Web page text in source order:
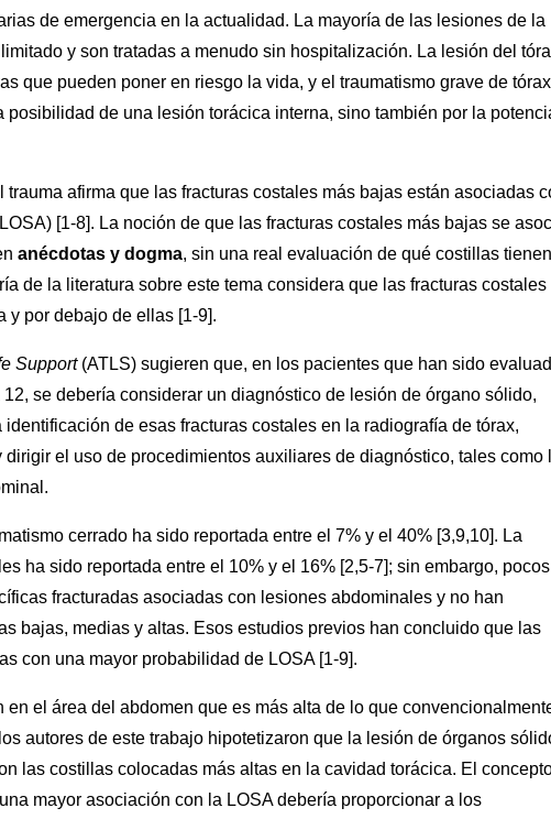
de emergencia en la actualidad. La mayoría de las lesiones de la
y son tratadas a menudo sin hospitalización. La lesión del
que pueden poner en riesgo la vida, y el traumatismo grave de tórax
de una lesión torácica interna, sino también por la
afirma que las fracturas costales más bajas están asociadas
[1-8]. La noción de que las fracturas costales más bajas se
anécdotas y dogma, sin una real evaluación de qué costillas
de la literatura sobre este tema considera que las fracturas costales
y por debajo de ellas [1-9].
Support(ATLS) sugieren que, en los pacientes que han sido
se debería considerar un diagnóstico de lesión de órgano sólido,
de esas fracturas costales en la radiografía de tórax,
el uso de procedimientos auxiliares de diagnóstico, tales como
cerrado ha sido reportada entre el 7% y el 40% [3,9,10]. La
ha sido reportada entre el 10% y el 16% [2,5-7]; sin embargo, pocos
fracturadas asociadas con lesiones abdominales y no han
bajas, medias y altas. Esos estudios previos han concluido que las
con una mayor probabilidad de LOSA [1-9].
el área del abdomen que es más alta de lo que
autores de este trabajo hipotetizaron que la lesión de órganos
las costillas colocadas más altas en la cavidad torácica. El
mayor asociación con la LOSA debería proporcionar a los